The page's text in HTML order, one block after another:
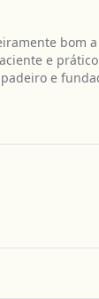
bom
e
e